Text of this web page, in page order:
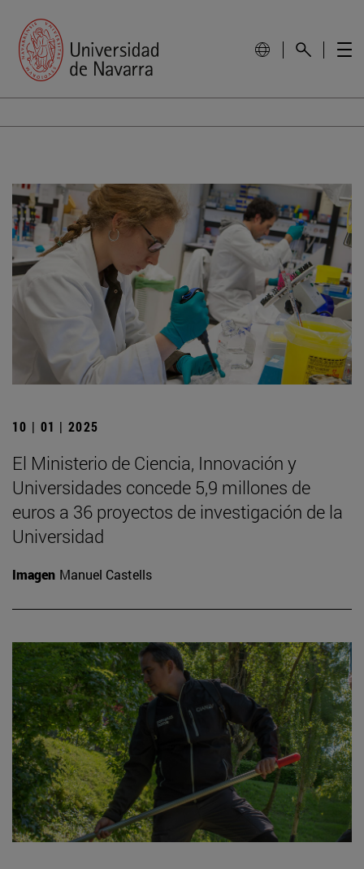
10 | 01 | 2025
El Ministerio de Ciencia, Innovación y
Universidades concede 5,9 millones de
euros a 36 proyectos de investigación de la
Universidad
Imagen Manuel Castells